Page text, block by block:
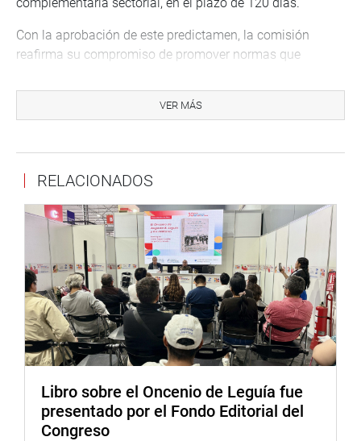
Con la aprobación de este predictamen, la comisión
reafirma su compromiso de promover normas que
alimentos seguros para todos los ciudadanos y refuercen
el rol del Estado en la vigilancia sanitaria del mercado
CORREA
VER MÁS
RELACIONADOS
Libro sobre el Oncenio de Leguía fue
presentado por el Fondo Editorial del
Congreso